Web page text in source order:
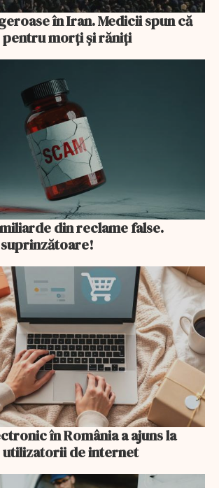
în Iran. Medicii spun că
pentru morți și răniți
din reclame false.
în România a ajuns la
utilizatorii de internet